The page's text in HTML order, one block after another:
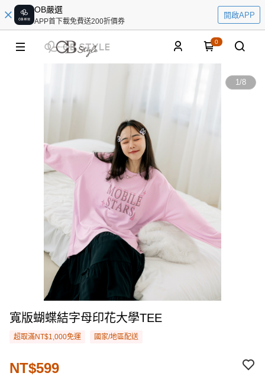
OB嚴選
APP首下載免費送200折價券
開啟APP
0
1/8
寬版蝴蝶結字母印花大學TEE
超取滿NT$1,000免運 國家/地區配送
NT$599